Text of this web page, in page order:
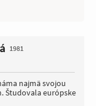
1981
najmä svojou
Študovala európske